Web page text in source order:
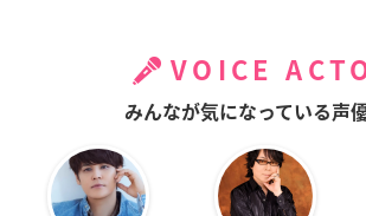
VOICE
みんなが気になっている声